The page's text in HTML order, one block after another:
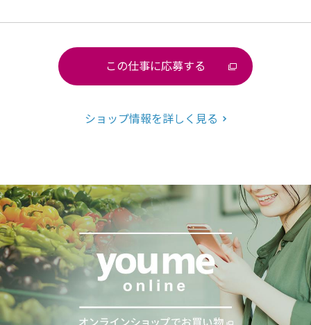
この仕事に応募する
ショップ情報を詳しく見る